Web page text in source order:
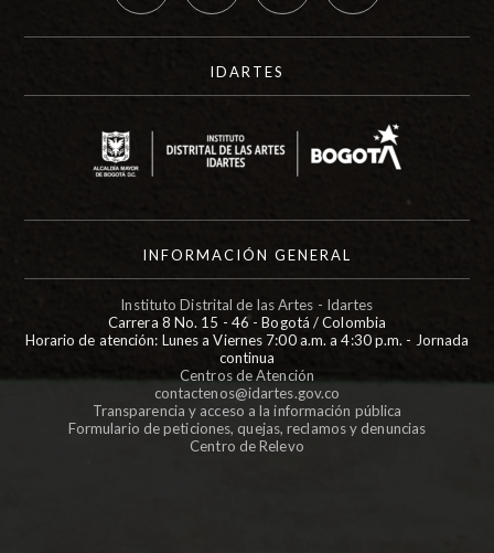
IDARTES
INFORMACIÓN GENERAL
Instituto Distrital de las Artes - Idartes
Carrera 8 No. 15 - 46 - Bogotá / Colombia
Horario de atención: Lunes a Viernes 7:00 a.m. a 4:30 p.m. - Jornada
continua
Centros de Atención
contactenos@idartes.gov.co
Transparencia y acceso a la información pública
Formulario de peticiones, quejas, reclamos y denuncias
Centro de Relevo